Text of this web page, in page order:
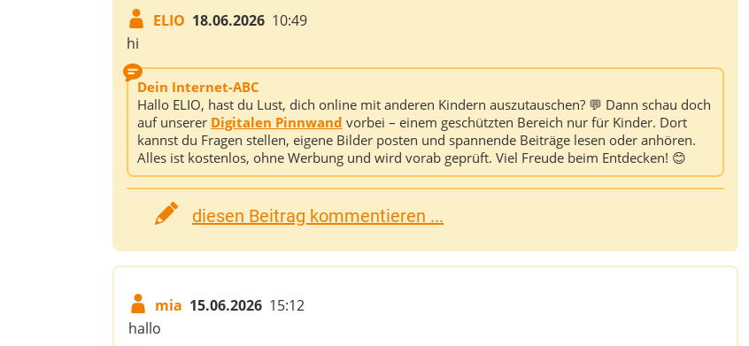
ELIO 18.06.2026 10:49
hi
Dein Internet-ABC
Hallo ELIO, hast du Lust, dich online mit anderen Kindern auszutauschen? 💬 Dann schau doch
auf unserer Digitalen Pinnwand vorbei – einem geschützten Bereich nur für Kinder. Dort
kannst du Fragen stellen, eigene Bilder posten und spannende Beiträge lesen oder anhören.
Alles ist kostenlos, ohne Werbung und wird vorab geprüft. Viel Freude beim Entdecken! 😊
diesen Beitrag kommentieren ...
mia 15.06.2026 15:12
hallo